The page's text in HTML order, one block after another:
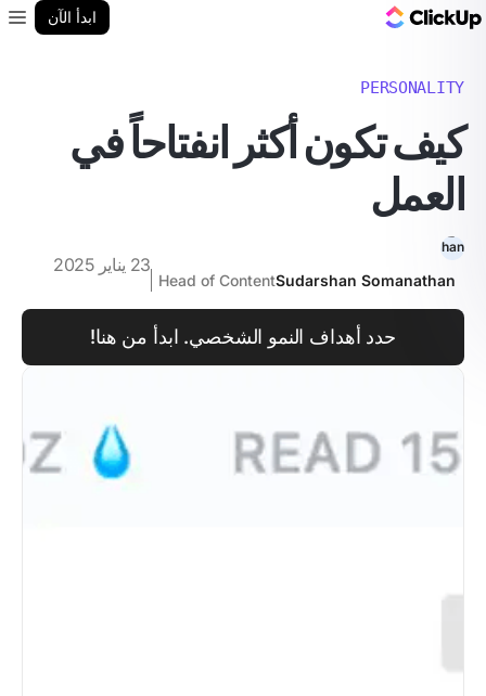
ابدأ الآن
PERSONALITY
كيف تكون أكثر انفتاحاً في
العمل
Sudarshan Somanathan
Head of Content
23 يناير 2025
حدد أهداف النمو الشخصي. ابدأ من هنا!